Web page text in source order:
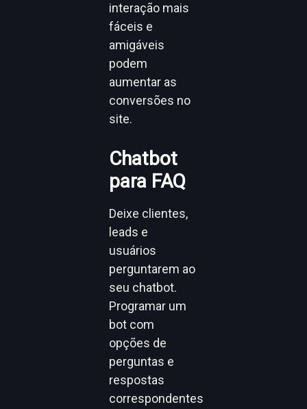
interação mais
fáceis e
amigáveis
podem
aumentar as
conversões no
site.
Chatbot
para FAQ
Deixe clientes,
leads e
usuários
perguntarem ao
seu chatbot.
Programar um
bot com
opções de
perguntas e
respostas
correspondentes